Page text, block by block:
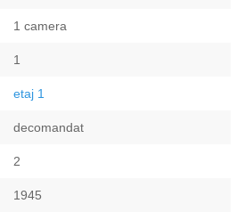
1 camera
1
etaj 1
decomandat
2
1945